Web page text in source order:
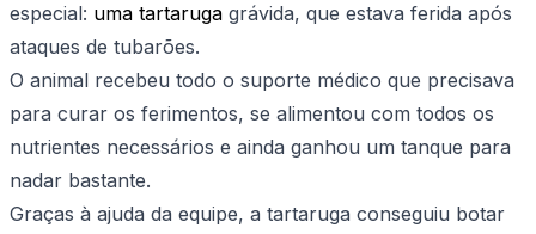
especial: uma tartaruga grávida, que estava ferida após
ataques de tubarões.
O animal recebeu todo o suporte médico que precisava
para curar os ferimentos, se alimentou com todos os
nutrientes necessários e ainda ganhou um tanque para
nadar bastante.
Graças à ajuda da equipe, a tartaruga conseguiu botar